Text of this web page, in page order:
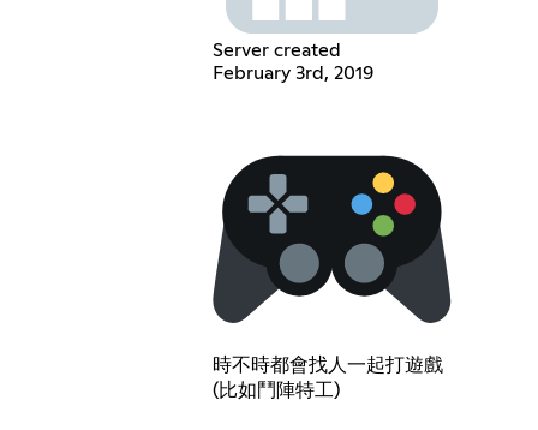
Server created
February 3rd, 2019
時不時都會找人一起打遊戲
(比如鬥陣特工)